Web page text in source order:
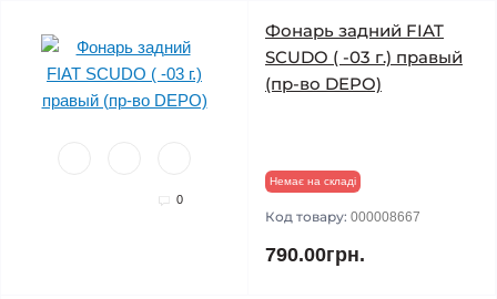
0
Фонарь задний FIAT
SCUDO ( -03 г.) правый
(пр-во DEPO)
Немає на складі
Код товару: 000008667
790.00грн.